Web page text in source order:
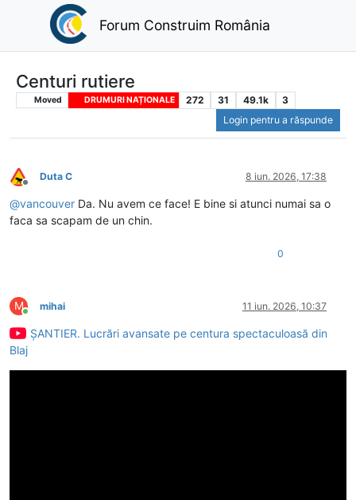
Forum Construim România
Centuri rutiere
Moved DRUMURI NAȚIONALE 272 31 49.1k
3
Login pentru a răspunde
Deconectat
Duta C 8 iun. 2026, 17:38
@vancouver Da. Nu avem ce face! E bine si atunci numai sa o
faca sa scapam de un chin.
0
M
Conectat
mihai 11 iun. 2026, 10:37
ȘANTIER. Lucrări avansate pe centura spectaculoasă din
Blaj